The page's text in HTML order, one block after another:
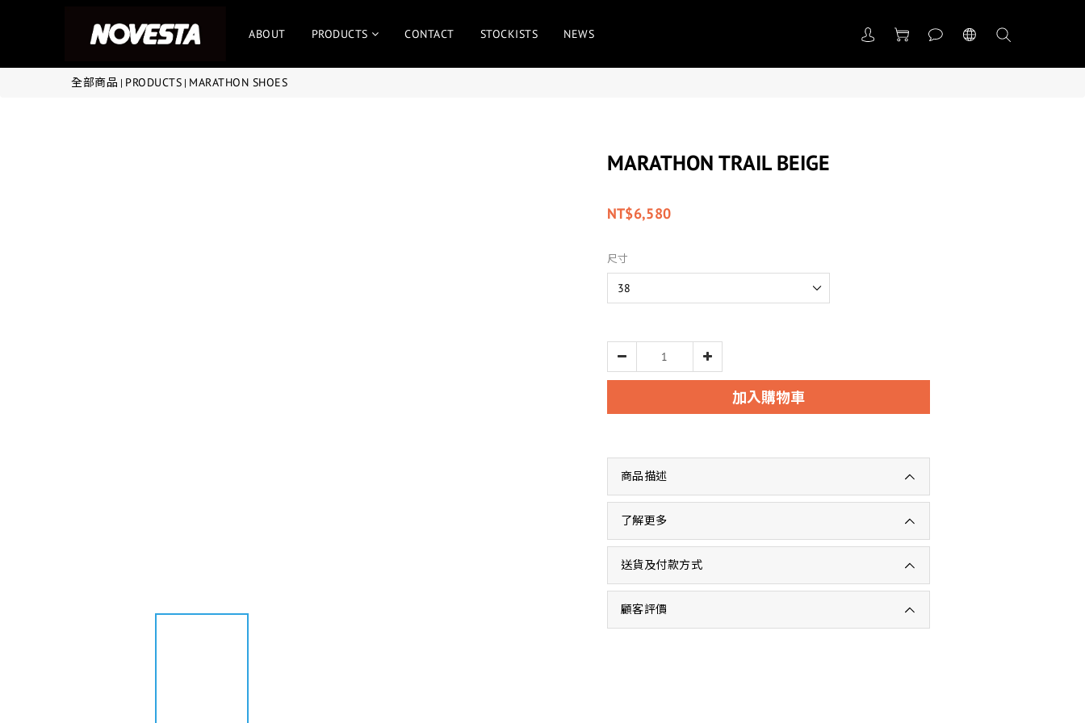
ABOUT PRODUCTS CONTACT STOCKISTS NEWS
全部商品 | PRODUCTS | MARATHON SHOES
MARATHON TRAIL BEIGE
NT$6,580
尺寸
加入購物車
商品描述
了解更多
送貨及付款方式
顧客評價